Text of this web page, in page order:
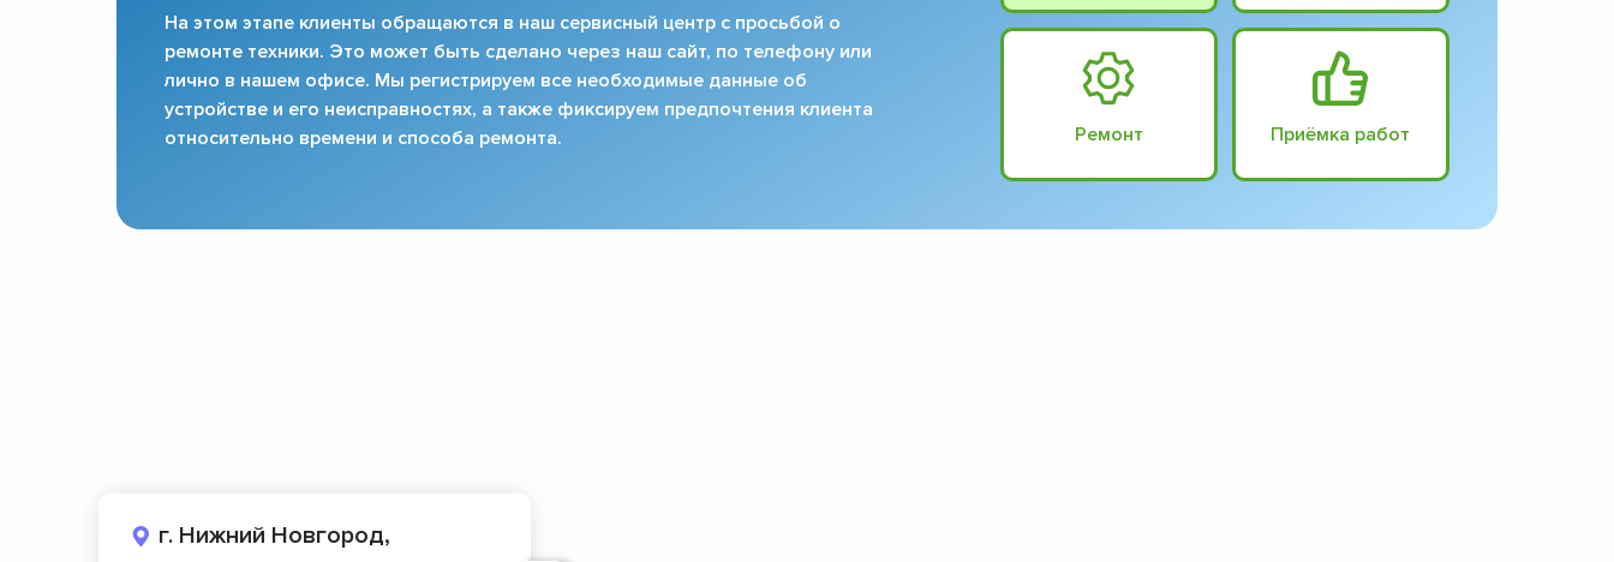
На этом этапе клиенты обращаются в наш сервисный центр с просьбой о
ремонте техники. Это может быть сделано через наш сайт, по телефону или
лично в нашем офисе. Мы регистрируем все необходимые данные об
устройстве и его неисправностях, а также фиксируем предпочтения клиента
относительно времени и способа ремонта.
Ремонт Приёмка работ
г. Нижний Новгород,